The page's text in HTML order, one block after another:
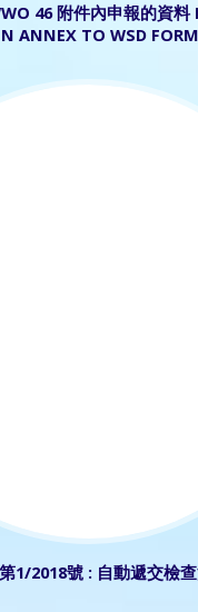
46 附件內申報的資料
ANNEX TO WSD
1/2018號 : 自動遞交檢